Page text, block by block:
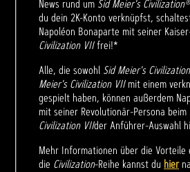
News rund um Sid Meier's
du dein 2K-Konto verknüpfst,
Napoléon Bonaparte mit seiner
Civilization VIIfrei!*
Alle, die sowohl Sid Meier's
Meier's Civilization VIImit einem
gespielt haben, können außerdem
mit seiner Revolutionär-Persona
Civilization VIIder Anführer-Auswahl
Mehr Informationen über die Vorteile
die Civilization-Reihe kannst du hier